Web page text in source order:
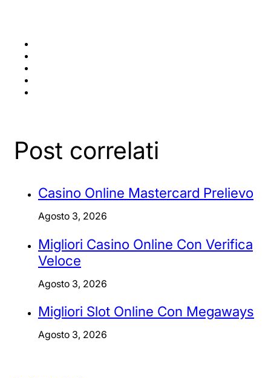
Post correlati
Casino Online Mastercard Prelievo
Agosto 3, 2026
Migliori Casino Online Con Verifica
Veloce
Agosto 3, 2026
Migliori Slot Online Con Megaways
Agosto 3, 2026